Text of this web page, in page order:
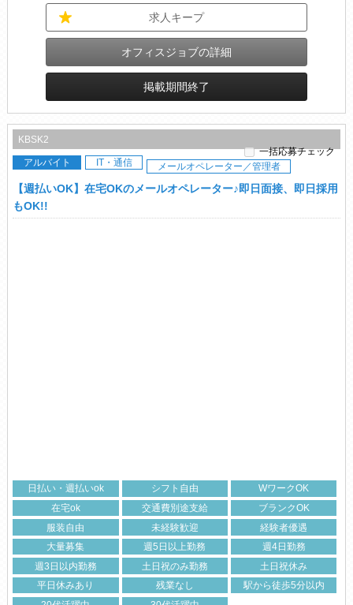
オフィスジョブの詳細
掲載期間終了
KBSK2
一括応募チェック
アルバイト
【週払いOK】在宅OKのメールオペレーター♪即日面接、即日採用
大量募集
週5日以上勤務
週4日勤務
週3日以内勤務
土日祝のみ勤務
土日祝休み
平日休みあり
残業なし
駅から徒歩5分以内
20代活躍中
30代活躍中
職種
メールオペレーター／管理者